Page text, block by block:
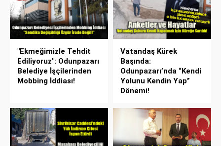
"Ekmeğimizle Tehdit
Ediliyoruz": Odunpazarı
Belediye İşçilerinden
Mobbing İddiası!
Vatandaş Kürek
Başında:
Odunpazarı’nda “Kendi
Yolunu Kendin Yap”
Dönemi!